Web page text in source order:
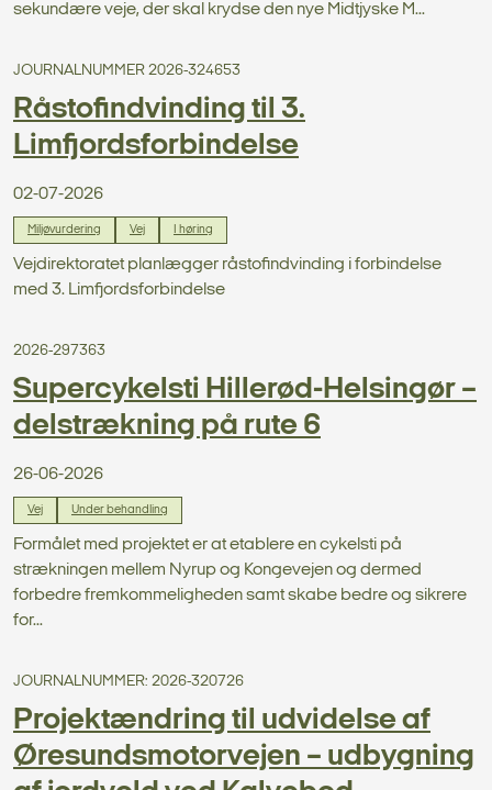
sekundære veje, der skal krydse den nye Midtjyske M...
JOURNALNUMMER 2026-324653
Råstofindvinding til 3.
Limfjordsforbindelse
02-07-2026
Miljøvurdering Vej I høring
Vejdirektoratet planlægger råstofindvinding i forbindelse
med 3. Limfjordsforbindelse
2026-297363
Supercykelsti Hillerød-Helsingør –
delstrækning på rute 6
26-06-2026
Vej Under behandling
Formålet med projektet er at etablere en cykelsti på
strækningen mellem Nyrup og Kongevejen og dermed
forbedre fremkommeligheden samt skabe bedre og sikrere
for...
JOURNALNUMMER: 2026-320726
Projektændring til udvidelse af
Øresundsmotorvejen – udbygning